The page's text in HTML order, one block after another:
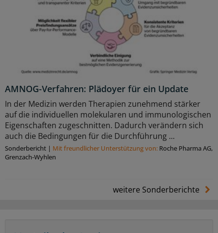
AMNOG-Verfahren: Plädoyer für ein Update
In der Medizin werden Therapien zunehmend stärker
auf die individuellen molekularen und immunologischen
Eigenschaften zugeschnitten. Dadurch verändern sich
auch die Bedingungen für die Durchführung ...
Sonderbericht | Mit freundlicher Unterstützung von: Roche Pharma AG,
Grenzach-Wyhlen
weitere Sonderberichte